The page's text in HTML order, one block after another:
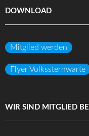
DOWNLOAD
Mitglied werden
Flyer Volkssternwarte
WIR SIND MITGLIED BEI